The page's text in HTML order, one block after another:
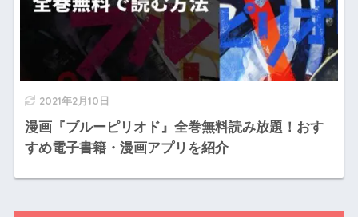
2021年2月10日
漫画『ブルーピリオド』全巻無料読み放題！おす
すめ電子書籍・漫画アプリを紹介